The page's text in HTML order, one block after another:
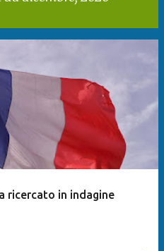
ricercato in indagine